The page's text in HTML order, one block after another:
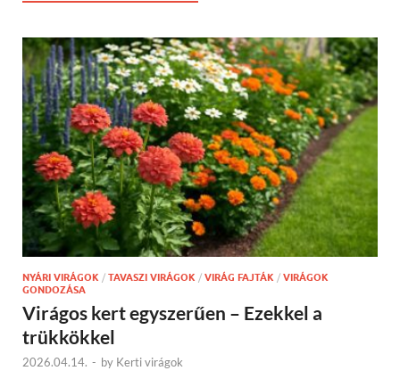
NYÁRI VIRÁGOK / TAVASZI VIRÁGOK / VIRÁG FAJTÁK / VIRÁGOK
GONDOZÁSA
Virágos kert egyszerűen – Ezekkel a
trükkökkel
2026.04.14. - by Kerti virágok